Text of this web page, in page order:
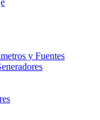
y Fuentes